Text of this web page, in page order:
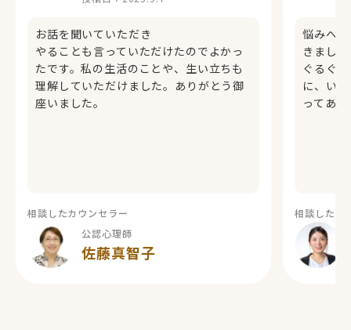
お話を聞いていただき
やることも言っていただけたのでよかっ
たです。私の生活のことや、生い立ちも
理解していただけました。ありがとう御
座いました。
相談したカウンセラー
公認心理師
佐藤真智子
悩みへ
きまし
ぐるぐ
に、い
ってあ
相談したカ